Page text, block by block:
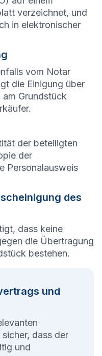
verzeichnet, und
in elektronischer
vom Notar
die Einigung über
Grundstück
der beteiligten
der
Personalausweis
des
dass keine
die Übertragung
bestehen.
und
dass der
und